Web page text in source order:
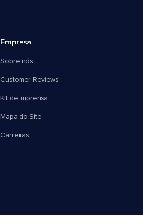
Empresa
Sobre nós
Customer Reviews
Kit de Imprensa
Mapa do Site
Carreiras